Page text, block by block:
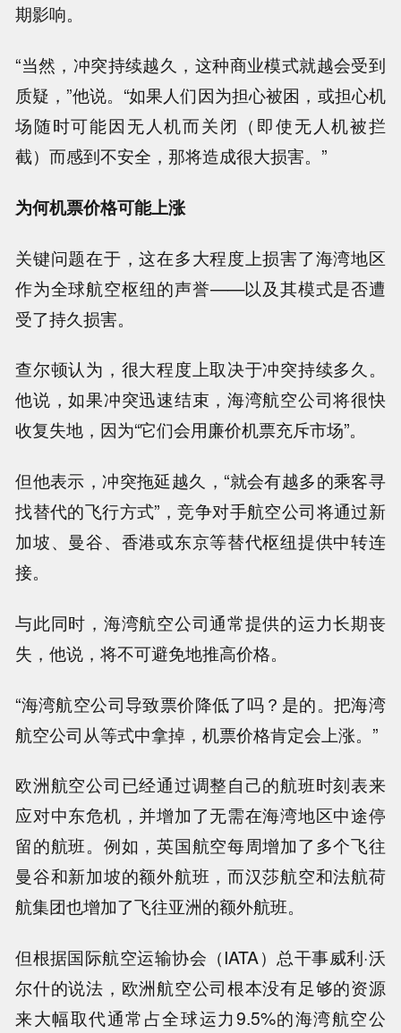
期影响。
“当然，冲突持续越久，这种商业模式就越会受到
质疑，”他说。“如果人们因为担心被困，或担心机
场随时可能因无人机而关闭（即使无人机被拦
截）而感到不安全，那将造成很大损害。”
为何机票价格可能上涨
关键问题在于，这在多大程度上损害了海湾地区
作为全球航空枢纽的声誉——以及其模式是否遭
受了持久损害。
查尔顿认为，很大程度上取决于冲突持续多久。
他说，如果冲突迅速结束，海湾航空公司将很快
收复失地，因为“它们会用廉价机票充斥市场”。
但他表示，冲突拖延越久，“就会有越多的乘客寻
找替代的飞行方式”，竞争对手航空公司将通过新
加坡、曼谷、香港或东京等替代枢纽提供中转连
接。
与此同时，海湾航空公司通常提供的运力长期丧
失，他说，将不可避免地推高价格。
“海湾航空公司导致票价降低了吗？是的。把海湾
航空公司从等式中拿掉，机票价格肯定会上涨。”
欧洲航空公司已经通过调整自己的航班时刻表来
应对中东危机，并增加了无需在海湾地区中途停
留的航班。例如，英国航空每周增加了多个飞往
曼谷和新加坡的额外航班，而汉莎航空和法航荷
航集团也增加了飞往亚洲的额外航班。
但根据国际航空运输协会（IATA）总干事威利·沃
尔什的说法，欧洲航空公司根本没有足够的资源
来大幅取代通常占全球运力9.5%的海湾航空公